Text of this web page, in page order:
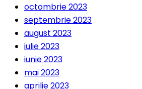
octombrie 2023
septembrie 2023
august 2023
iulie 2023
iunie 2023
mai 2023
aprilie 2023